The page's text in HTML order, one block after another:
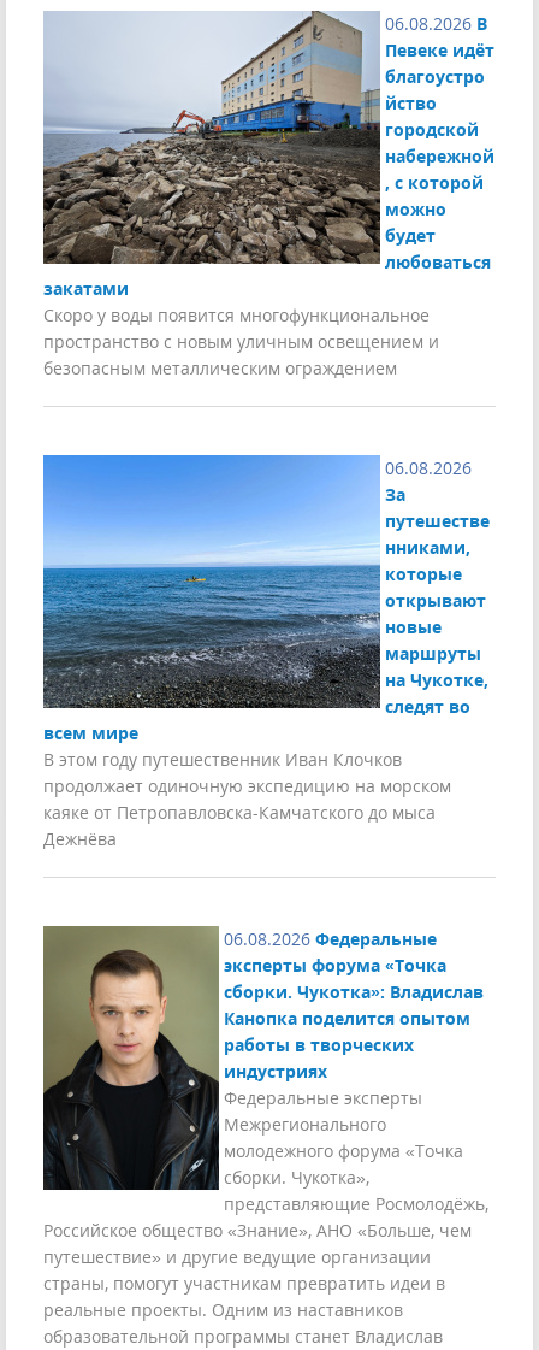
06.08.2026 В
Певеке идёт
благоустро
йство
городской
набережной
, с которой
можно
будет
любоваться
закатами
Скоро у воды появится многофункциональное
пространство с новым уличным освещением и
безопасным металлическим ограждением
06.08.2026
За
путешестве
нниками,
которые
открывают
новые
маршруты
на Чукотке,
следят во
всем мире
В этом году путешественник Иван Клочков
продолжает одиночную экспедицию на морском
каяке от Петропавловска-Камчатского до мыса
Дежнёва
06.08.2026 Федеральные
эксперты форума «Точка
сборки. Чукотка»: Владислав
Канопка поделится опытом
работы в творческих
индустриях
Федеральные эксперты
Межрегионального
молодежного форума «Точка
сборки. Чукотка»,
представляющие Росмолодёжь,
Российское общество «Знание», АНО «Больше, чем
путешествие» и другие ведущие организации
страны, помогут участникам превратить идеи в
реальные проекты. Одним из наставников
образовательной программы станет Владислав